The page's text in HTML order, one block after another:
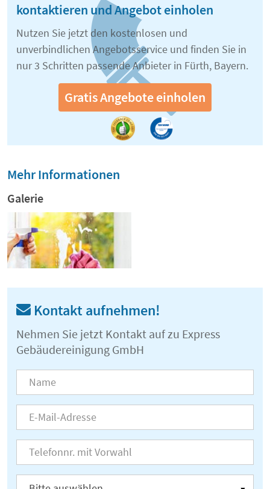
kontaktieren und Angebot einholen
Nutzen Sie jetzt den kostenlosen und
unverbindlichen Angebotsservice und finden Sie in
nur 3 Schritten passende Anbieter in Fürth, Bayern.
Gratis Angebote einholen
Mehr Informationen
Galerie
Kontakt aufnehmen!
Nehmen Sie jetzt Kontakt auf zu Express
Gebäudereinigung GmbH